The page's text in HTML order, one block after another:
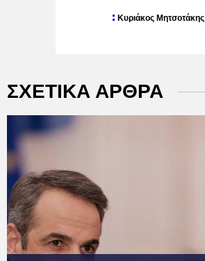
Κυριάκος Μητσοτάκης
ΣΧΕΤΙΚΑ ΑΡΘΡΑ